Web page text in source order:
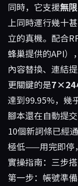
同時，它支援無
上同時運行幾十
立的真機。配合
蜂巢提供的API）
內容替換、連結提
更關鍵的是7×24
達到99.95%，幾
腳本還在自動提
10個新詞條已經
極低——用完即停
實操指南：三步
第一步：帳號準